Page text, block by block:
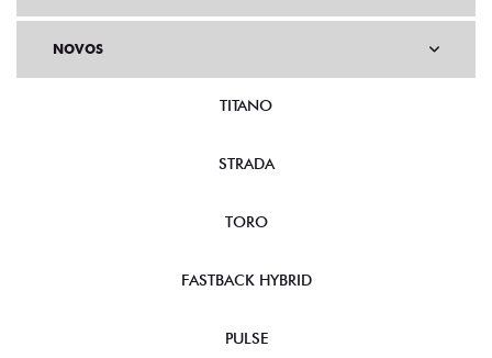
NOVOS
TITANO
STRADA
TORO
FASTBACK HYBRID
PULSE